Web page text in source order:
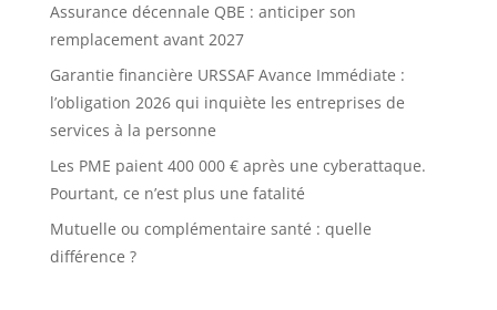
Assurance décennale QBE : anticiper son
remplacement avant 2027
Garantie financière URSSAF Avance Immédiate :
l’obligation 2026 qui inquiète les entreprises de
services à la personne
Les PME paient 400 000 € après une cyberattaque.
Pourtant, ce n’est plus une fatalité
Mutuelle ou complémentaire santé : quelle
différence ?